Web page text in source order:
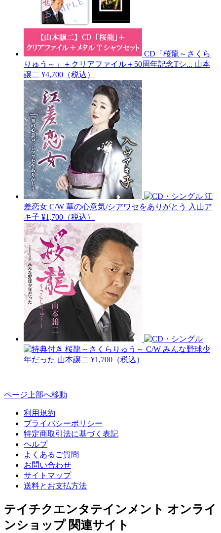
CD「桜龍～さくら
りゅう～」＋クリアファイル＋50周年記念Tシ... 山本
譲二 ¥4,700（税込）
江
差恋女 C/W 華の心意気/シアワセをありがとう
入山ア
キ子 ¥1,700（税込）
桜龍～さくらりゅう～ C/W みんな野球少
年だった 山本譲二 ¥1,700（税込）
ページ上部へ移動
利用規約
プライバシーポリシー
特定商取引法に基づく表記
ヘルプ
よくあるご質問
お問い合わせ
サイトマップ
送料とお支払方法
テイチクエンタテインメント オンライ
ンショップ 関連サイト